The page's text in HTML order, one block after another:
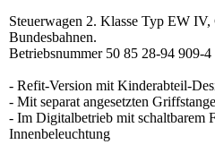
Steuerwagen 2. Klasse Typ EW
Bundesbahnen.
Betriebsnummer 50 85 28-94 909-4
- Refit-Version mit Kinderabteil-
- Mit separat angesetzten
- Im Digitalbetrieb mit schaltbarem
Innenbeleuchtung